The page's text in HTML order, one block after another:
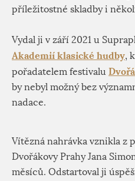
příležitostné skladby i
Vydal ji v září 2021 u
Akademií klasické hudby,
pořadatelem festivalu
by nebyl možný bez
nadace.
Vítězná nahrávka vznikla z
Dvořákovy Prahy Jana
měsíců. Odstartoval ji